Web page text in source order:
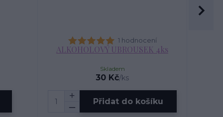
1 hodnocení
ALKOHOLOVÝ UBROUSEK 4ks
30 Kč/ks
Skladem
Přidat do košíku